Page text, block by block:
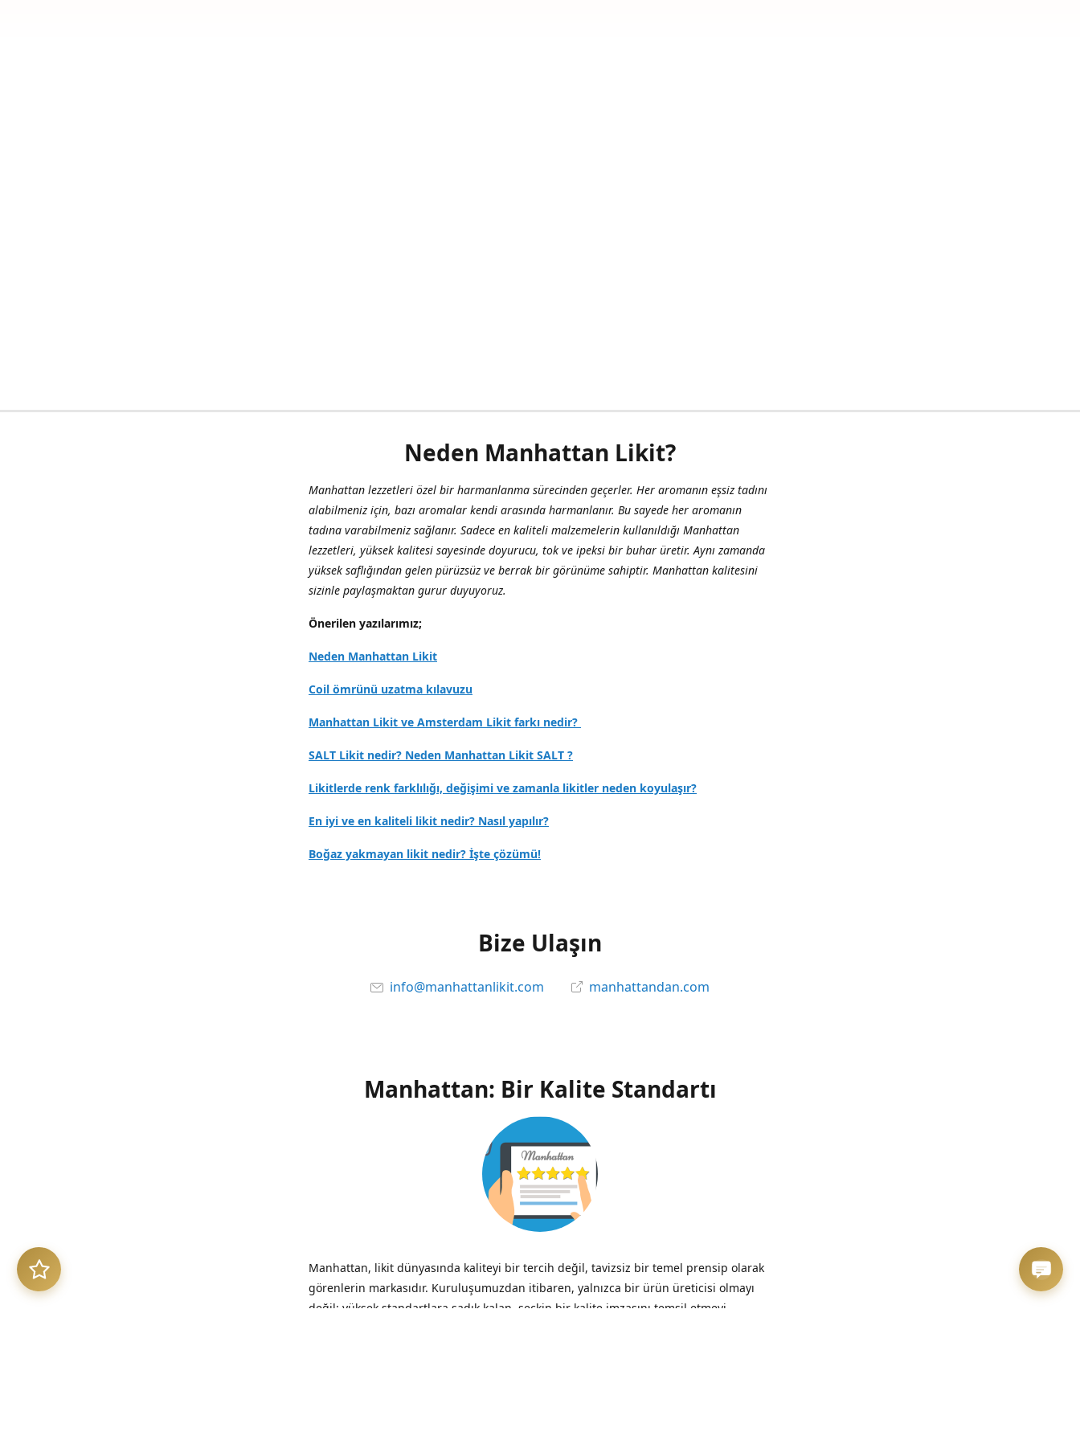
Neden Manhattan Likit?
Manhattan lezzetleri özel bir harmanlanma sürecinden geçerler. Her aromanın eşsiz tadını
alabilmeniz için, bazı aromalar kendi arasında harmanlanır. Bu sayede her aromanın
tadına varabilmeniz sağlanır. Sadece en kaliteli malzemelerin kullanıldığı Manhattan
lezzetleri, yüksek kalitesi sayesinde doyurucu, tok ve ipeksi bir buhar üretir. Aynı zamanda
yüksek saflığından gelen pürüzsüz ve berrak bir görünüme sahiptir. Manhattan kalitesini
sizinle paylaşmaktan gurur duyuyoruz.
Önerilen yazılarımız;
Neden Manhattan Likit
Coil ömrünü uzatma kılavuzu
Manhattan Likit ve Amsterdam Likit farkı nedir?
SALT Likit nedir? Neden Manhattan Likit SALT ?
Likitlerde renk farklılığı, değişimi ve zamanla likitler neden koyulaşır?
En iyi ve en kaliteli likit nedir? Nasıl yapılır?
Boğaz yakmayan likit nedir? İşte çözümü!
Bize Ulaşın
info@manhattanlikit.com manhattandan.com
Manhattan: Bir Kalite Standartı
Manhattan, likit dünyasında kaliteyi bir tercih değil, tavizsiz bir temel prensip olarak
görenlerin markasıdır. Kuruluşumuzdan itibaren, yalnızca bir ürün üreticisi olmayı
değil; yüksek standartlara sadık kalan, seçkin bir kalite imzasını temsil etmeyi